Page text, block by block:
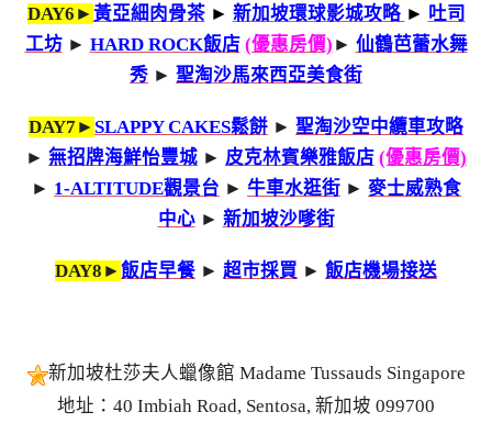
DAY6► 黃亞細肉骨茶 ► 新加坡環球影城攻略 ► 吐司
工坊► HARD ROCK飯店 (優惠房價) ► 仙鶴芭蕾水舞
秀 ► 聖淘沙馬來西亞美食街
DAY7► SLAPPY CAKES鬆餅 ► 聖淘沙空中纜車攻略
► 無招牌海鮮怡豐城 ► 皮克林賓樂雅飯店 (優惠房價)
► 1-ALTITUDE觀景台 ► 牛車水逛街 ► 麥士威熟食
中心► 新加坡沙嗲街
DAY8► 飯店早餐 ► 超市採買 ► 飯店機場接送
新加坡杜莎夫人蠟像館 Madame Tussauds Singapore
地址：40 Imbiah Road, Sentosa, 新加坡 099700